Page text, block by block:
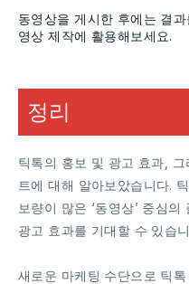
동영상을 게시한 후에는 결
영상 제작에 활용해보세요.
정리
틱톡의 홍보 및 광고 효과,
트에 대해 알아보았습니다.
보량이 많은 ‘동영상’ 중심
광고 효과를 기대할 수 있습
새로운 마케팅 수단으로 틱